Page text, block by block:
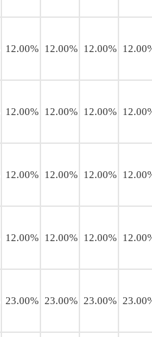
12.00% 12.00% 12.00%
12.00% 12.00% 12.00%
12.00% 12.00% 12.00%
12.00% 12.00% 12.00%
23.00% 23.00% 23.00%